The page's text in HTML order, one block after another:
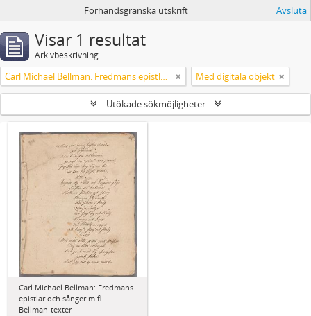
Förhandsgranska utskrift Avsluta
Visar 1 resultat
Arkivbeskrivning
Carl Michael Bellman: Fredmans epistlar och sånger m.fl. Bellman-texter Med digitala objekt
Utökade sökmöjligheter
Carl Michael Bellman: Fredmans
epistlar och sånger m.fl.
Bellman-texter